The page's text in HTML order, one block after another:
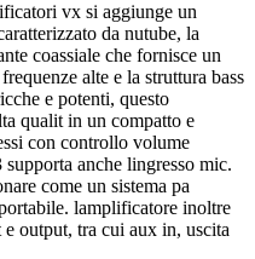
vx si aggiunge un
da nutube, la
coassiale che fornisce un
alte e la struttura bass
e potenti, questo
qualit in un compatto e
con controllo volume
anche lingresso mic.
come un sistema pa
lamplificatore inoltre
output, tra cui aux in, uscita